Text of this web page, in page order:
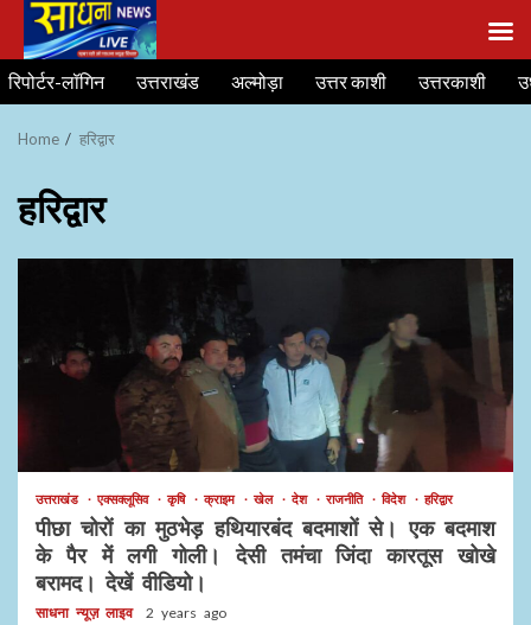
Skip
to
content
रिपोर्टर-लॉगिन उत्तराखंड अल्मोड़ा उत्तर काशी उत्तरकाशी
Home हरिद्वार
हरिद्वार
उत्तराखंड एक्सक्लूसिव कृषि क्राइम खेल देश राजनीति विदेश हरिद्वार
पीछा चोरों का मुठभेड़ हथियारबंद बदमाशों से। एक बदमाश
के पैर में लगी गोली। देसी तमंचा जिंदा कारतूस खोखे
बरामद। देखें वीडियो।
साधना न्यूज़ लाइव 2 years ago